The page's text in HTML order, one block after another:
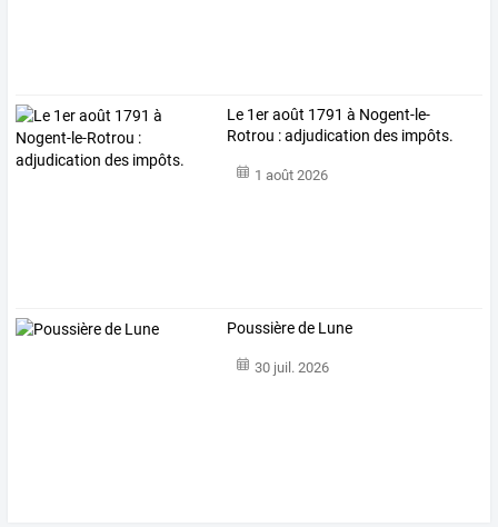
Le 1er août 1791 à Nogent-le-
Rotrou : adjudication des impôts.
1 août 2026
Poussière de Lune
30 juil. 2026